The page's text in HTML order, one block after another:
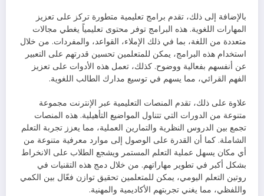
بالإضافة إلى ذلك، تقدم برامج تعليمية متطورة تركز على تعزيز
المهارات اللغوية. هذه البرامج توفر محتوى تعليمياً يغطي مجالات
متعددة من اللغة، بما في ذلك الإملاء، القواعد، والمفردات. من خلال
استخدام هذه البرامج، يمكن للمتعلمين تحسين قدرتهم على التعبير
عن أنفسهم بفعالية ووضوح. كذلك، تعمل هذه الأدوات على تعزيز
الفهم القرائي، مما يسهم في توسيع مدارك الطالب اللغوية.
علاوة على ذلك، تقدم المنصات التعليمية عبر الإنترنت مجموعة
متنوعة من الدورات التي تتناول المواضيع التأهيلية. هذه المنصات
تجمع بين الدروس النظرية والتمارين العملية، مما يعزز تجربة التعلم
الشاملة. كما أن القدرة على الوصول إلى موارد معرفية متنوعة من
أي مكان يسهل عملية التعلم المستمر ويشجع الطلاب على الانخراط
بشكل أكبر في تطوير مهاراتهم. من خلال دمج هذه التقنيات في
روتين التعلم اليومي، يمكن للمتعلمين تحقيق توازن فعّال بين الكمي
واللفظي، مما يغني تجربتهم الأكاديمية والمهنية.